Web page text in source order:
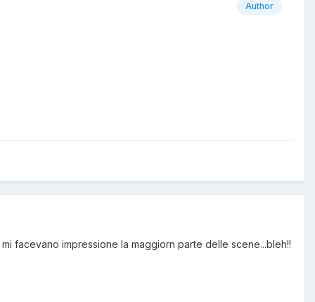
Author
facevano impressione la maggiorn parte delle scene...bleh!!